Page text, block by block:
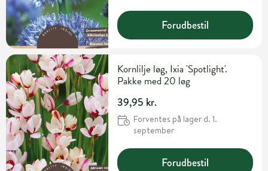
Forudbestil
Kornlilje løg, Ixia 'Spotlight'.
Pakke med 20 løg
39,95 kr.
Forventes på lager d. 1.
september
Forudbestil